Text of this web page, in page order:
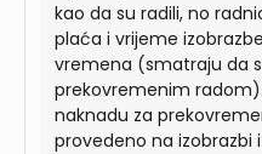
kao da su radili, no
plaća i vrijeme
vremena (smatraju da
prekovremenim
naknadu za
provedeno na izobrazbi